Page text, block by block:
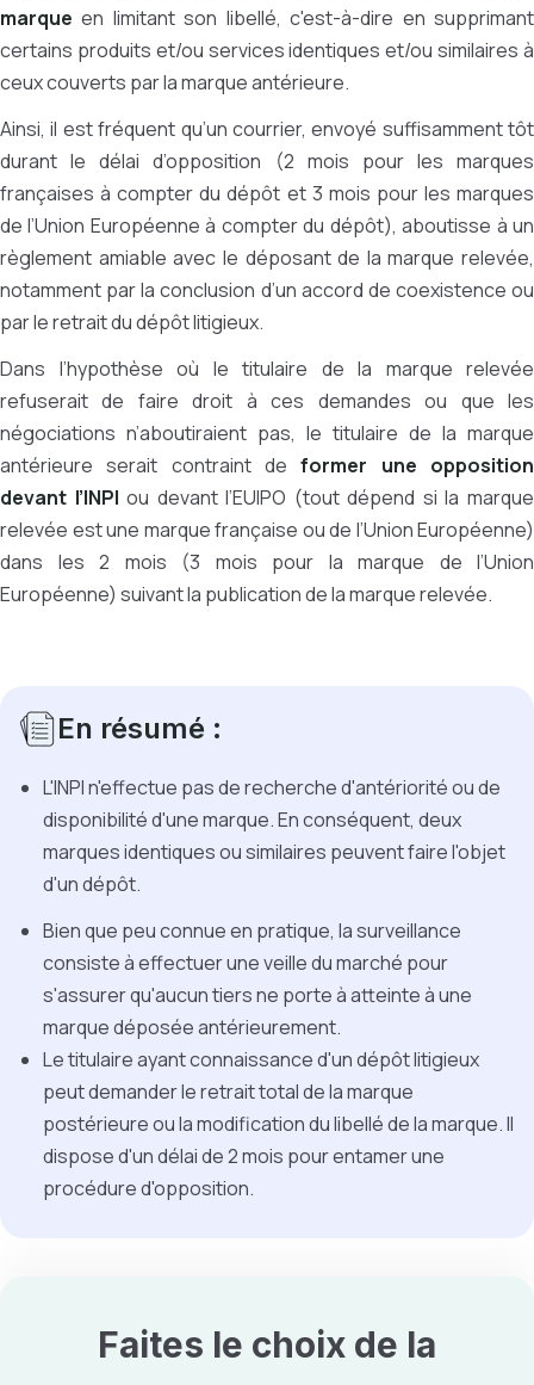
marque en limitant son libellé, c'est-à-dire en supprimant
certains produits et/ou services identiques et/ou similaires à
ceux couverts par la marque antérieure.
Ainsi, il est fréquent qu’un courrier, envoyé suffisamment tôt
durant le délai d’opposition (2 mois pour les marques
françaises à compter du dépôt et 3 mois pour les marques
de l’Union Européenne à compter du dépôt), aboutisse à un
règlement amiable avec le déposant de la marque relevée,
notamment par la conclusion d’un accord de coexistence ou
par le retrait du dépôt litigieux.
Dans l’hypothèse où le titulaire de la marque relevée
refuserait de faire droit à ces demandes ou que les
négociations n’aboutiraient pas, le titulaire de la marque
antérieure serait contraint deformer une opposition
devant l’INPI ou devant l’EUIPO (tout dépend si la marque
relevée est une marque française ou de l’Union Européenne)
dans les 2 mois (3 mois pour la marque de l’Union
Européenne) suivant la publication de la marque relevée.
En résumé :
L'INPI n'effectue pas de recherche d'antériorité ou de
disponibilité d'une marque. En conséquent, deux
marques identiques ou similaires peuvent faire l'objet
d'un dépôt.
Bien que peu connue en pratique, la surveillance
consiste à effectuer une veille du marché pour
s'assurer qu'aucun tiers ne porte à atteinte à une
marque déposée antérieurement.
Le titulaire ayant connaissance d'un dépôt litigieux
peut demander le retrait total de la marque
postérieure ou la modification du libellé de la marque. Il
dispose d'un délai de 2 mois pour entamer une
procédure d'opposition.
Faites le choix de la